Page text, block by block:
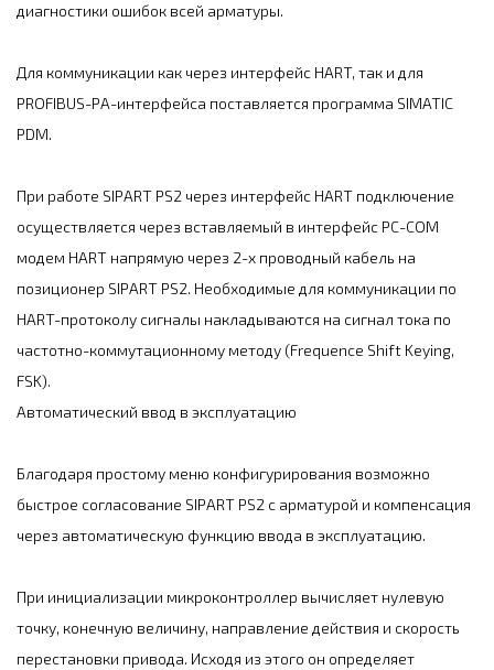
диагностики ошибок всей арматуры.
Для коммуникации как через интерфейс HART, так и для
PROFIBUS-PA-интерфейса поставляется программа SIMATIC
PDM.
При работе SIPART PS2 через интерфейс HART подключение
осуществляется через вставляемый в интерфейс PC-COM
модем HART напрямую через 2-х проводный кабель на
позиционер SIPART PS2. Необходимые для коммуникации по
HART-протоколу сигналы накладываются на сигнал тока по
частотно-коммутационному методу (Frequence Shift Keying,
FSK).
Автоматический ввод в эксплуатацию
Благодаря простому меню конфигурирования возможно
быстрое согласование SIPART PS2 с арматурой и компенсация
через автоматическую функцию ввода в эксплуатацию.
При инициализации микроконтроллер вычисляет нулевую
точку, конечную величину, направление действия и скорость
перестановки привода. Исходя из этого он определяет